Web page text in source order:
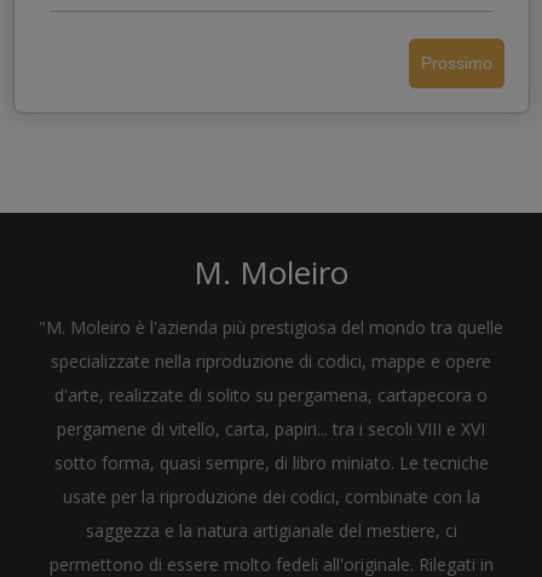
Prossimo
Indietro
M. Moleiro
"M. Moleiro è l'azienda più prestigiosa del mondo tra quelle
specializzate nella riproduzione di codici, mappe e opere
d'arte, realizzate di solito su pergamena, cartapecora o
pergamene di vitello, carta, papiri... tra i secoli VIII e XVI
sotto forma, quasi sempre, di libro miniato. Le tecniche
usate per la riproduzione dei codici, combinate con la
saggezza e la natura artigianale del mestiere, ci
permettono di essere molto fedeli all'originale. Rilegati in